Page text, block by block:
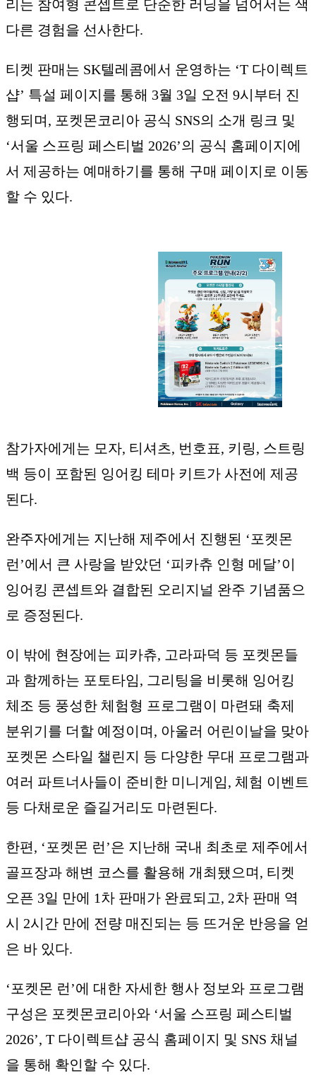
리는 참여형 콘셉트로 단순한 러닝을 넘어서는 색
다른 경험을 선사한다.
티켓 판매는 SK텔레콤에서 운영하는 ‘T 다이렉트
샵’ 특설 페이지를 통해 3월 3일 오전 9시부터 진
행되며, 포켓몬코리아 공식 SNS의 소개 링크 및
‘서울 스프링 페스티벌 2026’의 공식 홈페이지에
서 제공하는 예매하기를 통해 구매 페이지로 이동
할 수 있다.
참가자에게는 모자, 티셔츠, 번호표, 키링, 스트링
백 등이 포함된 잉어킹 테마 키트가 사전에 제공
된다.
완주자에게는 지난해 제주에서 진행된 ‘포켓몬
런’에서 큰 사랑을 받았던 ‘피카츄 인형 메달’이
잉어킹 콘셉트와 결합된 오리지널 완주 기념품으
로 증정된다.
이 밖에 현장에는 피카츄, 고라파덕 등 포켓몬들
과 함께하는 포토타임, 그리팅을 비롯해 잉어킹
체조 등 풍성한 체험형 프로그램이 마련돼 축제
분위기를 더할 예정이며, 아울러 어린이날을 맞아
포켓몬 스타일 챌린지 등 다양한 무대 프로그램과
여러 파트너사들이 준비한 미니게임, 체험 이벤트
등 다채로운 즐길거리도 마련된다.
한편, ‘포켓몬 런’은 지난해 국내 최초로 제주에서
골프장과 해변 코스를 활용해 개최됐으며, 티켓
오픈 3일 만에 1차 판매가 완료되고, 2차 판매 역
시 2시간 만에 전량 매진되는 등 뜨거운 반응을 얻
은 바 있다.
‘포켓몬 런’에 대한 자세한 행사 정보와 프로그램
구성은 포켓몬코리아와 ‘서울 스프링 페스티벌
2026’, T 다이렉트샵 공식 홈페이지 및 SNS 채널
을 통해 확인할 수 있다.